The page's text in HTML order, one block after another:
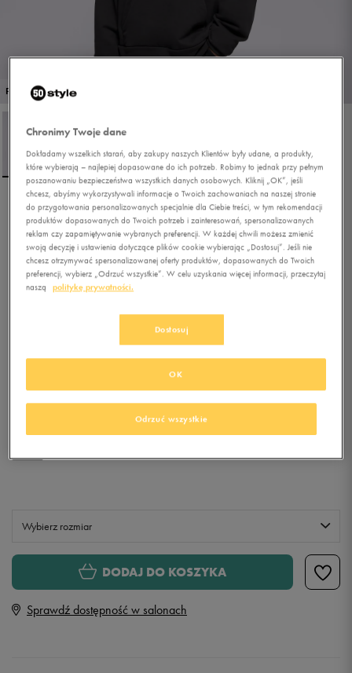
PROMO: DO -30%
PUMA BLUZA Z KAPTUREM
PUMA X RIPNDIP GRAPHIC
HOODIE TR
0.0 ( )
(cena bezpośrednio przed promocją)
+ 1350 PKT WKLUBIE 50 STYLE
Wybierz rozmiar
M
DODAJ DO KOSZYKA
Sprawdź dostępność w salonach
Chronimy Twoje dane
Dokładamy wszelkich starań, aby zakupy naszych Klientów były udane, a produkty,
które wybierają – najlepiej dopasowane do ich potrzeb. Robimy to jednak przy pełnym
poszanowaniu bezpieczeństwa wszystkich danych osobowych. Kliknij „OK”, jeśli
chcesz, abyśmy wykorzystywali informacje o Twoich zachowaniach na naszej stronie
do przygotowania personalizowanych specjalnie dla Ciebie treści, w tym rekomendacji
produktów dopasowanych do Twoich potrzeb i zainteresowań, spersonalizowanych
reklam czy zapamiętywanie wybranych preferencji. W każdej chwili możesz zmienić
swoją decyzję i ustawienia dotyczące plików cookie wybierając „Dostosuj”. Jeśli nie
chcesz otrzymywać spersonalizowanej oferty produktów, dopasowanych do Twoich
preferencji, wybierz „Odrzuć wszystkie”. W celu uzyskania więcej informacji, przeczytaj
naszą
politykę prywatności.
Dostosuj
Odrzuć wszystkie
OK